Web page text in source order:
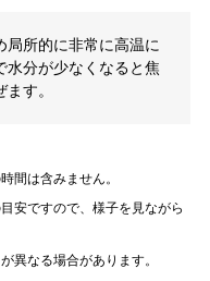
局所的に非常に高温に
水分が少なくなると焦
す。
間は含みません。
安ですので、様子を見ながら
異なる場合があります。